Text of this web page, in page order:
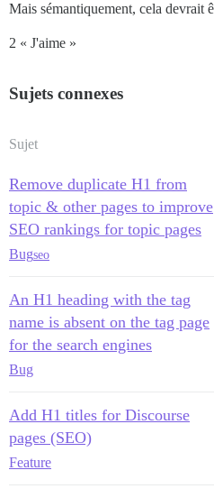
Mais sémantiquement, cela devrait
2 « J'aime »
Sujets connexes
Sujet
Remove duplicate H1 from
topic & other pages to improve
SEO rankings for topic pages
Bugseo
An H1 heading with the tag
name is absent on the tag page
for the search engines
Bug
Add H1 titles for Discourse
pages (SEO)
Feature